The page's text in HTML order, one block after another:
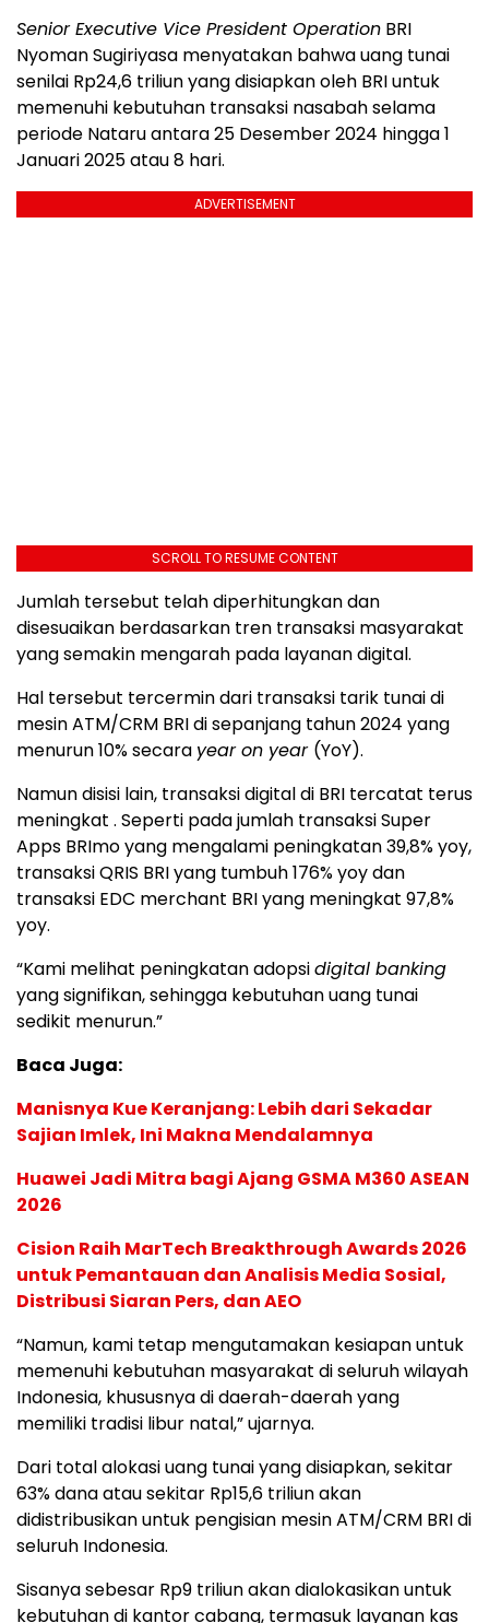
Senior Executive Vice President Operation BRI
Nyoman Sugiriyasa menyatakan bahwa uang tunai
senilai Rp24,6 triliun yang disiapkan oleh BRI untuk
memenuhi kebutuhan transaksi nasabah selama
periode Nataru antara 25 Desember 2024 hingga 1
Januari 2025 atau 8 hari.
ADVERTISEMENT
SCROLL TO RESUME CONTENT
Jumlah tersebut telah diperhitungkan dan
disesuaikan berdasarkan tren transaksi masyarakat
yang semakin mengarah pada layanan digital.
Hal tersebut tercermin dari transaksi tarik tunai di
mesin ATM/CRM BRI di sepanjang tahun 2024 yang
menurun 10% secara year on year (YoY).
Namun disisi lain, transaksi digital di BRI tercatat terus
meningkat . Seperti pada jumlah transaksi Super
Apps BRImo yang mengalami peningkatan 39,8% yoy,
transaksi QRIS BRI yang tumbuh 176% yoy dan
transaksi EDC merchant BRI yang meningkat 97,8%
yoy.
“Kami melihat peningkatan adopsidigital banking
yang signifikan, sehingga kebutuhan uang tunai
sedikit menurun.”
Baca Juga:
Manisnya Kue Keranjang: Lebih dari Sekadar
Sajian Imlek, Ini Makna Mendalamnya
Huawei Jadi Mitra bagi Ajang GSMA M360 ASEAN
2026
Cision Raih MarTech Breakthrough Awards 2026
untuk Pemantauan dan Analisis Media Sosial,
Distribusi Siaran Pers, dan AEO
“Namun, kami tetap mengutamakan kesiapan untuk
memenuhi kebutuhan masyarakat di seluruh wilayah
Indonesia, khususnya di daerah-daerah yang
memiliki tradisi libur natal,” ujarnya.
Dari total alokasi uang tunai yang disiapkan, sekitar
63% dana atau sekitar Rp15,6 triliun akan
didistribusikan untuk pengisian mesin ATM/CRM BRI di
seluruh Indonesia.
Sisanya sebesar Rp9 triliun akan dialokasikan untuk
kebutuhan di kantor cabang, termasuk layanan kas